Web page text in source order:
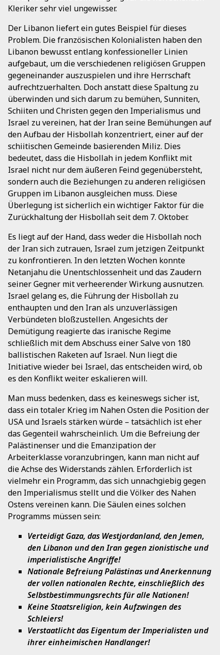
Kleriker sehr viel ungewisser.
Der Libanon liefert ein gutes Beispiel für dieses
Problem. Die französischen Kolonialisten haben den
Libanon bewusst entlang konfessioneller Linien
aufgebaut, um die verschiedenen religiösen Gruppen
gegeneinander auszuspielen und ihre Herrschaft
aufrechtzuerhalten. Doch anstatt diese Spaltung zu
überwinden und sich darum zu bemühen, Sunniten,
Schiiten und Christen gegen den Imperialismus und
Israel zu vereinen, hat der Iran seine Bemühungen auf
den Aufbau der Hisbollah konzentriert, einer auf der
schiitischen Gemeinde basierenden Miliz. Dies
bedeutet, dass die Hisbollah in jedem Konflikt mit
Israel nicht nur dem äußeren Feind gegenübersteht,
sondern auch die Beziehungen zu anderen religiösen
Gruppen im Libanon ausgleichen muss. Diese
Überlegung ist sicherlich ein wichtiger Faktor für die
Zurückhaltung der Hisbollah seit dem 7. Oktober.
Es liegt auf der Hand, dass weder die Hisbollah noch
der Iran sich zutrauen, Israel zum jetzigen Zeitpunkt
zu konfrontieren. In den letzten Wochen konnte
Netanjahu die Unentschlossenheit und das Zaudern
seiner Gegner mit verheerender Wirkung ausnutzen.
Israel gelang es, die Führung der Hisbollah zu
enthaupten und den Iran als unzuverlässigen
Verbündeten bloßzustellen. Angesichts der
Demütigung reagierte das iranische Regime
schließlich mit dem Abschuss einer Salve von 180
ballistischen Raketen auf Israel. Nun liegt die
Initiative wieder bei Israel, das entscheiden wird, ob
es den Konflikt weiter eskalieren will.
Man muss bedenken, dass es keineswegs sicher ist,
dass ein totaler Krieg im Nahen Osten die Position der
USA und Israels stärken würde – tatsächlich ist eher
das Gegenteil wahrscheinlich. Um die Befreiung der
Palästinenser und die Emanzipation der
Arbeiterklasse voranzubringen, kann man nicht auf
die Achse des Widerstands zählen. Erforderlich ist
vielmehr ein Programm, das sich unnachgiebig gegen
den Imperialismus stellt und die Völker des Nahen
Ostens vereinen kann. Die Säulen eines solchen
Programms müssen sein:
Verteidigt Gaza, das Westjordanland, den Jemen,
den Libanon und den Iran gegen zionistische und
imperialistische Angriffe!
Nationale Befreiung Palästinas und Anerkennung
der vollen nationalen Rechte, einschließlich des
Selbstbestimmungsrechts für alle Nationen!
Keine Staatsreligion, kein Aufzwingen des
Schleiers!
Verstaatlicht das Eigentum der Imperialisten und
ihrer einheimischen Handlanger!